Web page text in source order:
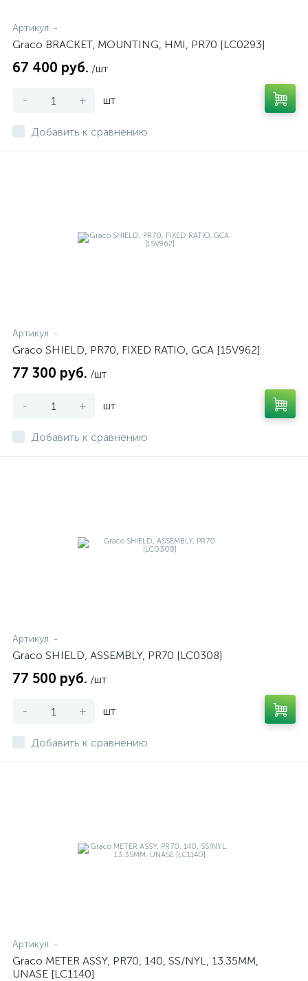
Артикул: -
Graco BRACKET, MOUNTING, HMI, PR70 [LC0293]
67 400 руб. /шт
- + шт
Добавить к сравнению
Артикул: -
Graco SHIELD, PR70, FIXED RATIO, GCA [15V962]
77 300 руб. /шт
- + шт
Добавить к сравнению
Артикул: -
Graco SHIELD, ASSEMBLY, PR70 [LC0308]
77 500 руб. /шт
- + шт
Добавить к сравнению
Артикул: -
Graco METER ASSY, PR70, 140, SS/NYL, 13.35MM,
UNASE [LC1140]